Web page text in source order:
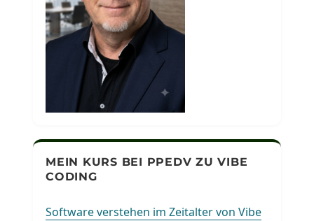
MEIN KURS BEI PPEDV ZU VIBE
CODING
Software verstehen im Zeitalter von Vibe